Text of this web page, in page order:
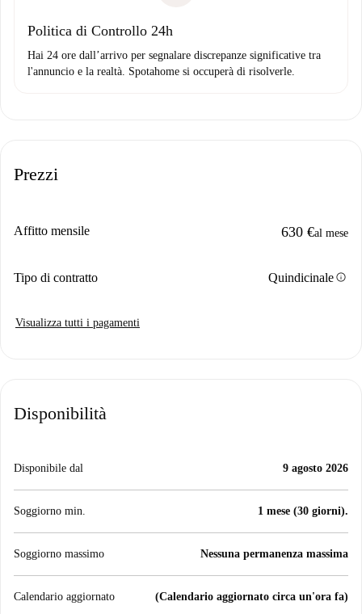
Politica di Controllo 24h
Hai 24 ore dall’arrivo per segnalare discrepanze significative tra
l'annuncio e la realtà. Spotahome si occuperà di risolverle.
Prezzi
Affitto mensile 630 €al mese
Tipo di contratto Quindicinaleinfo
Visualizza tutti i pagamenti
Disponibilità
Disponibile dal 9 agosto 2026
Soggiorno min. 1 mese (30 giorni).
Soggiorno massimo Nessuna permanenza massima
Calendario aggiornato (Calendario aggiornato circa un'ora fa)